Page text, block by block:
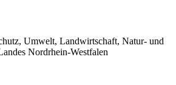
Umwelt, Landwirtschaft, Natur- und
Nordrhein-Westfalen